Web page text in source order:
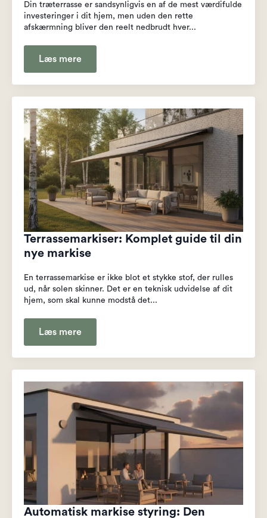
Din træterrasse er sandsynligvis en af de mest værdifulde
investeringer i dit hjem, men uden den rette
afskærmning bliver den reelt nedbrudt hver...
Læs mere
Terrassemarkiser: Komplet guide til din
nye markise
En terrassemarkise er ikke blot et stykke stof, der rulles
ud, når solen skinner. Det er en teknisk udvidelse af dit
hjem, som skal kunne modstå det...
Læs mere
Automatisk markise styring: Den